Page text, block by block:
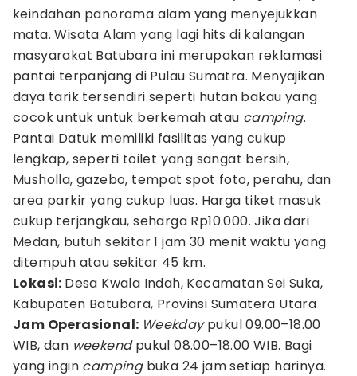
keindahan panorama alam yang menyejukkan
mata. Wisata Alam yang lagi hits di kalangan
masyarakat Batubara ini merupakan reklamasi
pantai terpanjang di Pulau Sumatra. Menyajikan
daya tarik tersendiri seperti hutan bakau yang
cocok untuk untuk berkemah atau camping.
Pantai Datuk memiliki fasilitas yang cukup
lengkap, seperti toilet yang sangat bersih,
Musholla, gazebo, tempat spot foto, perahu, dan
area parkir yang cukup luas. Harga tiket masuk
cukup terjangkau, seharga Rp10.000. Jika dari
Medan, butuh sekitar 1 jam 30 menit waktu yang
ditempuh atau sekitar 45 km.
Lokasi: Desa Kwala Indah, Kecamatan Sei Suka,
Kabupaten Batubara, Provinsi Sumatera Utara
Jam Operasional: Weekdaypukul 09.00–18.00
WIB, dan weekendpukul 08.00–18.00 WIB. Bagi
yang ingin campingbuka 24 jam setiap harinya.